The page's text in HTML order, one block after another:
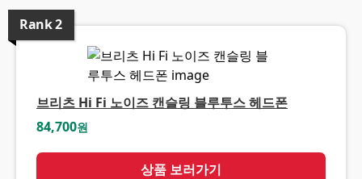
Rank2
브리츠 Hi Fi 노이즈 캔슬링 블루투스 헤드폰
84,700원
상품 보러가기